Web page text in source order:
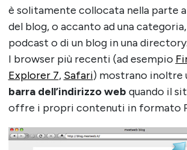
è solitamente collocata nella parte
del blog, o accanto ad una
podcast o di un blog in una directory.
I browser più recenti (ad esempio
Explorer 7, Safari) mostrano inoltre
barra dell’indirizzo web quando il
offre i propri contenuti in formato